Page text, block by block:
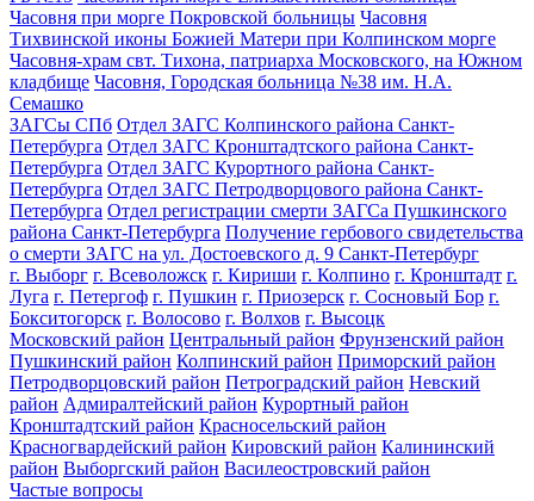
Часовня при морге Покровской больницы Часовня
Тихвинской иконы Божией Матери при Колпинском морге
Часовня-храм свт. Тихона, патриарха Московского, на Южном
кладбище Часовня, Городская больница №38 им. Н.А.
Семашко
ЗАГСы СПб Отдел ЗАГС Колпинского района Санкт-
Петербурга Отдел ЗАГС Кронштадтского района Санкт-
Петербурга Отдел ЗАГС Курортного района Санкт-
Петербурга Отдел ЗАГС Петродворцового района Санкт-
Петербурга Отдел регистрации смерти ЗАГСа Пушкинского
района Санкт-Петербурга Получение гербового свидетельства
о смерти ЗАГС на ул. Достоевского д. 9 Санкт-Петербург
г. Выборг г. Всеволожск г. Кириши г. Колпино г. Кронштадт г.
Луга г. Петергоф г. Пушкин г. Приозерск г. Сосновый Бор г.
Бокситогорск г. Волосово г. Волхов г. Высоцк
Московский район Центральный район Фрунзенский район
Пушкинский район Колпинский район Приморский район
Петродворцовский район Петроградский район Невский
район Адмиралтейский район Курортный район
Кронштадтский район Красносельский район
Красногвардейский район Кировский район Калининский
район Выборгский район Василеостровский район
Частые вопросы